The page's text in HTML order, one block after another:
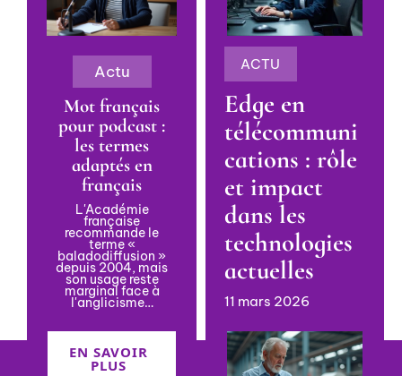
Actu
Mot français
pour podcast :
les termes
adaptés en
français
L'Académie
française
recommande le
terme «
baladodiffusion »
depuis 2004, mais
son usage reste
marginal face à
l'anglicisme…
EN SAVOIR
PLUS
ACTU
Edge en
télécommuni
cations : rôle
et impact
dans les
technologies
actuelles
11 mars 2026